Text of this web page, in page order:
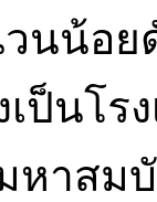
นน้อย
ป็นโร
หาส